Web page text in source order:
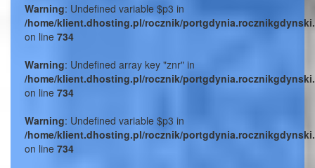
Warning: Undefined variable $p3 in
/home/klient.dhosting.pl/rocznik/
on line 734
Warning: Undefined array key "znr" in
/home/klient.dhosting.pl/rocznik/
on line 734
Warning: Undefined variable $p3 in
/home/klient.dhosting.pl/rocznik/
on line 734